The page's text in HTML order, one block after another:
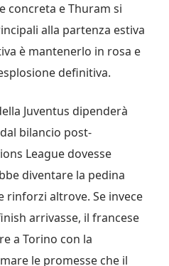
concreta e Thuram si
alla partenza estiva
è mantenerlo in rosa e
definitiva.
Juventus dipenderà
bilancio post-
League dovesse
diventare la pedina
rinforzi altrove. Se invece
arrivasse, il francese
a Torino con la
le promesse che il